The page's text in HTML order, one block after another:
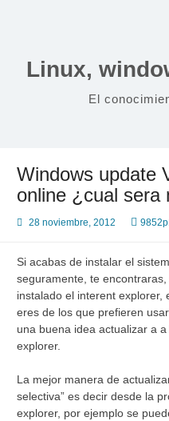
Linux,
El
Windows update
online ¿cual sera
28 noviembre, 2012
Si acabas de instalar el
seguramente, te
instalado el interent explorer,
eres de los que prefieren
una buena idea actualizar a
explorer.
La mejor manera de
selectiva” es decir desde la
explorer, por ejemplo se